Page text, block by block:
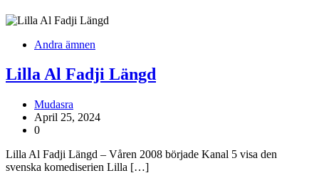
Andra ämnen
Lilla Al Fadji Längd
Mudasra
April 25, 2024
0
Lilla Al Fadji Längd – Våren 2008 började Kanal 5 visa den
svenska komediserien Lilla […]